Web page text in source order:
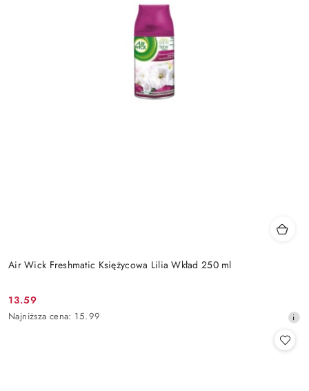
Air Wick Freshmatic Księżycowa Lilia Wkład 250 ml
Cena
promocyjna:
13.59
Najniższa
Najniższa cena: 15.99